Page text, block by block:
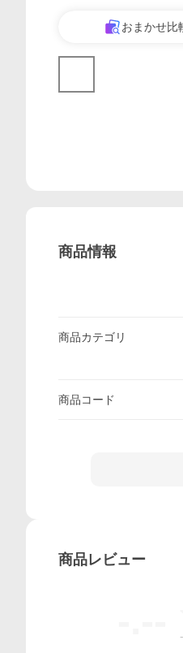
おまかせ比
商品情報
商品カテゴリ
商品コード
商品レビュー
-